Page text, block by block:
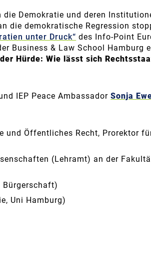
Demokratie und deren
die demokratische Regression
unter Druck“ des Info-Point
Business & Law School Hamburg
Hürde: Wie lässt sich
IEP Peace AmbassadorSonja
und Öffentliches Recht, Prorektor
(Lehramt) an der
Bürgerschaft)
Uni Hamburg)